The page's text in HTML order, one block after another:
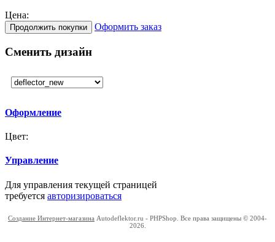
Цена:
Продолжить покупки Оформить заказ
Сменить дизайн
Оформление
Цвет:
Управление
Для управления текущей страницей
требуется авторизироваться
Создание Интернет-магазина Autodeflektor.ru - PHPShop. Все права защищены © 2004-
2026.